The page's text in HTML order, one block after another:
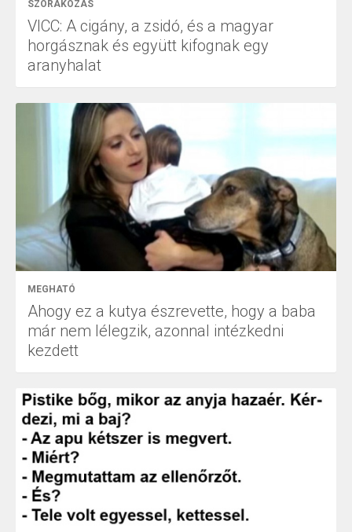
SZÓRAKOZÁS
VICC: A cigány, a zsidó, és a magyar
horgásznak és együtt kifognak egy
aranyhalat
MEGHATÓ
Ahogy ez a kutya észrevette, hogy a baba
már nem lélegzik, azonnal intézkedni
kezdett